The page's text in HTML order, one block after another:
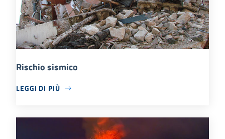
Rischio sismico
LEGGI DI PIÙ